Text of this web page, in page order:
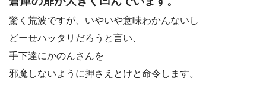
驚く荒波ですが、いやいや意味わかんないし
どーせハッタリだろうと言い、
手下達にかのんさんを
邪魔しないように押さえとけと命令します。